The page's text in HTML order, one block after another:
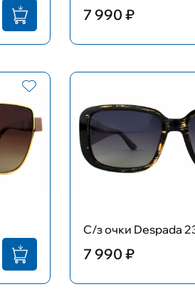
7 990 ₽
С/з очки Despada
7 990 ₽